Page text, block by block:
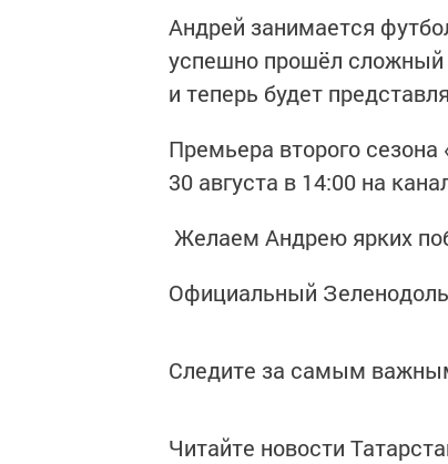
Андрей занимается
успешно прошёл сложный
и теперь будет
Премьера второго
30 августа в 14:00 на
Желаем Андрею ярких
Официальный
Следите за самым
Читайте новости